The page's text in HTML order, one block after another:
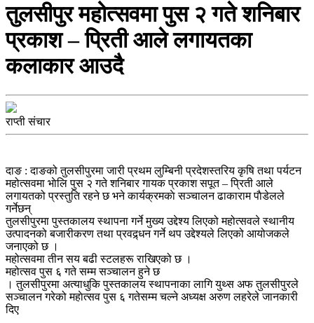
तुलसीपुर महोत्सवमा पुस २ गते शनिबार
प्रकाश – प्रिती आले लगायतका
कलाकार आउदै
राप्ती संचार
दाङ : दाङको तुलसीपुरमा जारी प्रथम लुम्बिनी प्रदेशस्तरिय कृषि तथा पर्यटन
महोत्सवमा भाेलि पुस २ गते शनिबार गायक प्रकाश सपूत – प्रिती आले
लगायतको प्रस्तुति रहने छ भने कार्यक्रमकाे सञ्चालन ढाकाराम पाैडेलले
गर्नेछन्
तुलसीपुरमा पुस्तकालय स्थापना गर्ने मुख्य उद्देश्य लिएको महोत्सवले स्थानीय
उत्पादनको बजारीकरण तथा प्रवद्र्धन गर्ने थप उद्देश्यले लिएको आयोजकले
जनाएको छ ।
महोत्सवमा तीन सय बढी स्टलहरू राखिएको छ ।
महोत्सव पुस ६ गते सम्म सञ्चालन हुने छ
। तुलसीपुरमा अत्याधुकि पुस्तकालय स्थापनाका लागि युथ्स अफ तुलसीपुरले
सञ्चालन गरेको महाेत्सव पुस ६ गतेसम्म चल्ने अध्यक्ष अरुण लहरेले जानकारी
दिए